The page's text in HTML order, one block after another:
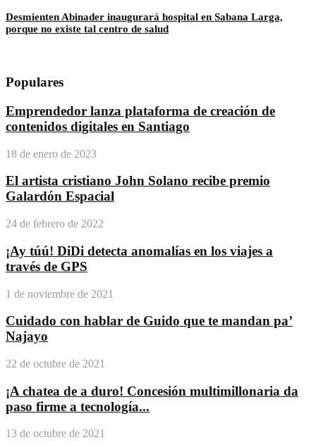
Desmienten Abinader inaugurará hospital en Sabana Larga,
porque no existe tal centro de salud
Populares
Emprendedor lanza plataforma de creación de
contenidos digitales en Santiago
18 de enero de 2023
El artista cristiano John Solano recibe premio
Galardón Espacial
24 de febrero de 2022
¡Ay túú! DiDi detecta anomalías en los viajes a
través de GPS
1 de noviembre de 2021
Cuidado con hablar de Guido que te mandan pa’
Najayo
22 de octubre de 2021
¡A chatea de a duro! Concesión multimillonaria da
paso firme a tecnología...
13 de octubre de 2021